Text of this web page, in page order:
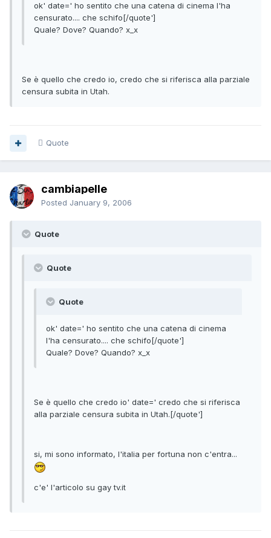
ok' date=' ho sentito che una catena di cinema l'ha
censurato.... che schifo[/quote']
Quale? Dove? Quando? x_x
Se è quello che credo io, credo che si riferisca alla parziale
censura subita in Utah.
Quote
cambiapelle
Posted January 9, 2006
Quote
Quote
Quote
ok' date=' ho sentito che una catena di cinema
l'ha censurato.... che schifo[/quote']
Quale? Dove? Quando? x_x
Se è quello che credo io' date=' credo che si riferisca
alla parziale censura subita in Utah.[/quote']
si, mi sono informato, l'italia per fortuna non c'entra...
c'e' l'articolo su gay tv.it